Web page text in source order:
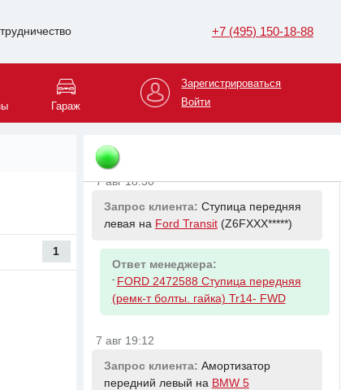
+7 (495) 150-18-88
Гараж
Зарегистрироваться
Войти
1
левая наFord Transit(Z6FXXX*****)
Ответ менеджера:
FORD 2472588 Ступица передняя
7 авг 18:30
Запрос клиента: Ступица передняя
левая на Ford Transit(Z6FXXX*****)
Ответ менеджера:
- FORD 2472588 Ступица передняя
(ремк-т болты. гайка) Tr14- FWD
7 авг 19:12
Запрос клиента: Амортизатор
передний левый на BMW 5